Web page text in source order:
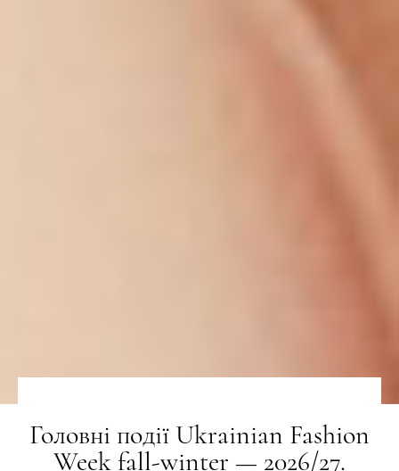
Головні події Ukrainian Fashion
Week fall-winter — 2026/27.